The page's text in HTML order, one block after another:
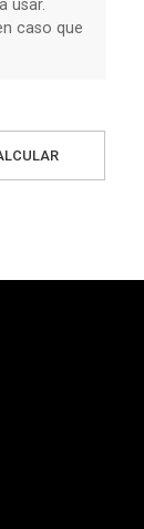
usar.
caso que